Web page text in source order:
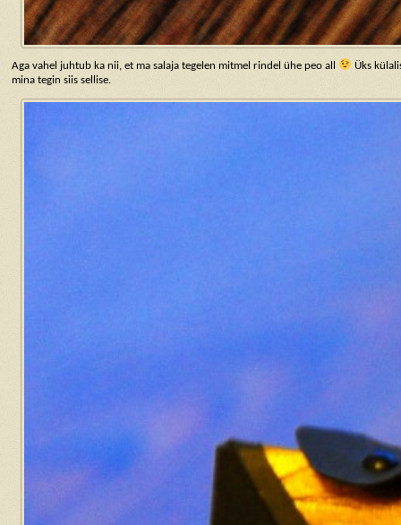
Aga vahel juhtub ka nii, et ma salaja tegelen mitmel rindel ühe peo all
Üks
mina tegin siis sellise.